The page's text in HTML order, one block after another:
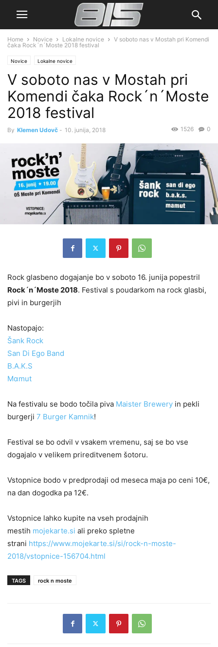
Home Novice Lokalne novice
V soboto nas v Mostah pri Komendi
čaka Rock´n´Moste 2018 festival
Novice Lokalne novice
V soboto nas v Mostah pri
Komendi čaka Rock´n´Moste
2018 festival
By Klemen Udovč - 10. junija, 2018 0
1526
Rock glasbeno dogajanje bo v soboto 16. junija popestril
Rock´n´Moste 2018. Festival s poudarkom na rock glasbi,
pivi in burgerjih
Nastopajo:
Šank Rock
San Di Ego Band
B.A.K.S
Mαmut
Na festivalu se bodo točila piva Maister Brewery in pekli
burgerji 7 Burger Kamnik!
Festival se bo odvil v vsakem vremenu, saj se bo vse
dogajalo v velikem prireditvenem šotoru.
Vstopnice bodo v predprodaji od meseca maja po ceni 10€,
na dan dogodka pa 12€.
Vstopnice lahko kupite na vseh prodajnih
mestih mojekarte.si ali preko spletne
strani https://www.mojekarte.si/si/rock-n-moste-
2018/vstopnice-156704.html
TAGS rock n moste